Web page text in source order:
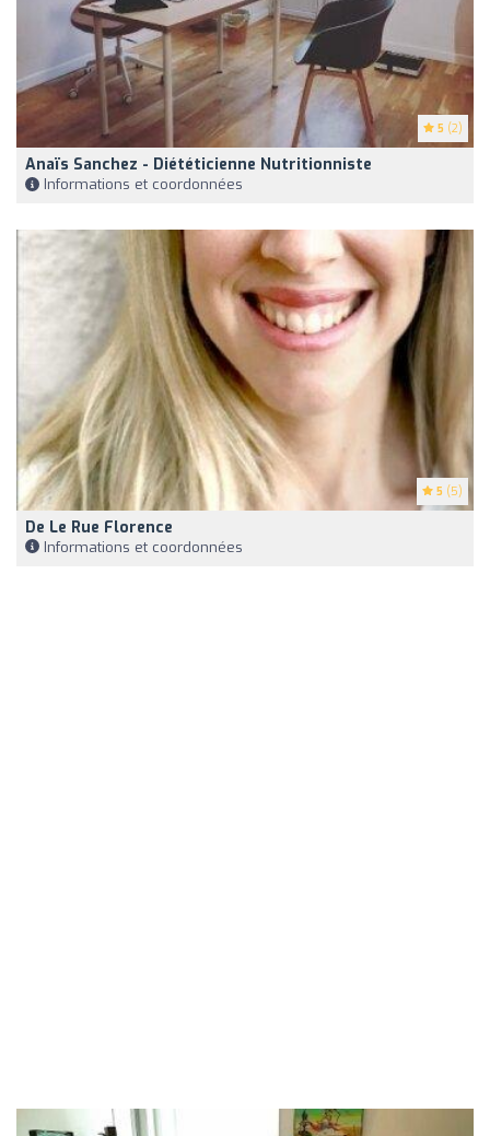
5 (2)
Anaïs Sanchez - Diététicienne Nutritionniste
Informations et coordonnées
5 (5)
De Le Rue Florence
Informations et coordonnées